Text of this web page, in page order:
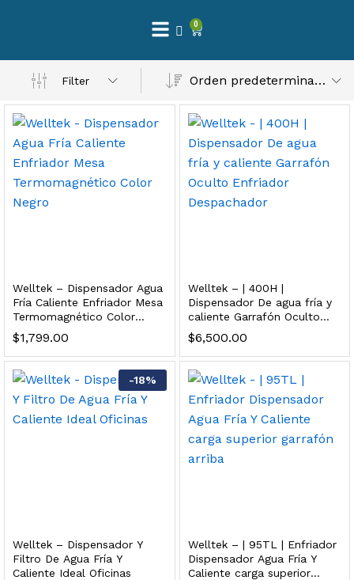
0
Filter Orden predeterminado
Welltek – Dispensador Agua
Fría Caliente Enfriador Mesa
Termomagnético Color
Negro
$1,799.00
Welltek – | 400H |
Dispensador De agua fría y
caliente Garrafón Oculto
Enfriador Despachador
$6,500.00
-18%
Welltek – Dispensador Y
Filtro De Agua Fría Y
Caliente Ideal Oficinas
Welltek – | 95TL | Enfriador
Dispensador Agua Fría Y
Caliente carga superior
– Máxima Calidad En Filtración
3,900.00
al carrito
al carrito
Esterilizador UV 25 Watts 4 Pines
999.00
2,899.00